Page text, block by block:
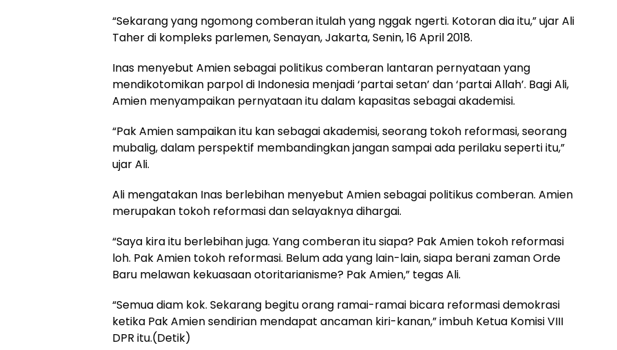
“Sekarang yang ngomong comberan itulah yang nggak ngerti. Kotoran dia itu,” ujar Ali
Taher di kompleks parlemen, Senayan, Jakarta, Senin, 16 April 2018.
Inas menyebut Amien sebagai politikus comberan lantaran pernyataan yang
mendikotomikan parpol di Indonesia menjadi ‘partai setan’ dan ‘partai Allah’. Bagi Ali,
Amien menyampaikan pernyataan itu dalam kapasitas sebagai akademisi.
“Pak Amien sampaikan itu kan sebagai akademisi, seorang tokoh reformasi, seorang
mubalig, dalam perspektif membandingkan jangan sampai ada perilaku seperti itu,”
ujar Ali.
Ali mengatakan Inas berlebihan menyebut Amien sebagai politikus comberan. Amien
merupakan tokoh reformasi dan selayaknya dihargai.
“Saya kira itu berlebihan juga. Yang comberan itu siapa? Pak Amien tokoh reformasi
loh. Pak Amien tokoh reformasi. Belum ada yang lain-lain, siapa berani zaman Orde
Baru melawan kekuasaan otoritarianisme? Pak Amien,” tegas Ali.
“Semua diam kok. Sekarang begitu orang ramai-ramai bicara reformasi demokrasi
ketika Pak Amien sendirian mendapat ancaman kiri-kanan,” imbuh Ketua Komisi VIII
DPR itu.(Detik)